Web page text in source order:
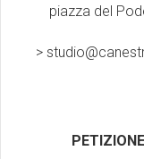
piazza del
>